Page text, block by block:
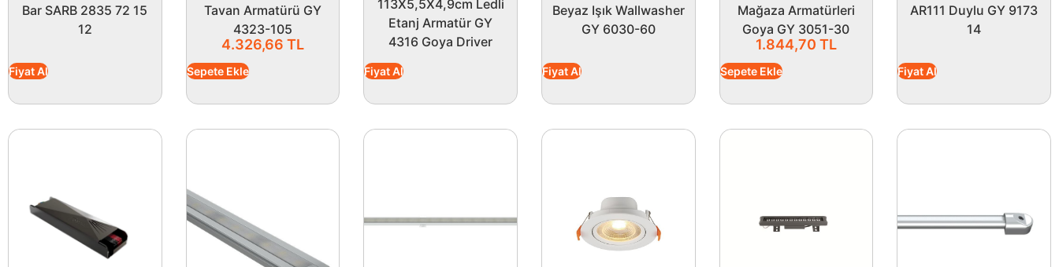
Bar SARB 2835 72 15
12
Fiyat Al
Tavan Armatürü GY
4323-105
4.326,66 TL
Sepete Ekle
113X5,5X4,9cm Ledli
Etanj Armatür GY
4316 Goya Driver
Fiyat Al
Beyaz Işık Wallwasher
GY 6030-60
Fiyat Al
Mağaza Armatürleri
Goya GY 3051-30
1.844,70 TL
Sepete Ekle
AR111 Duylu GY 9173
14
Fiyat Al